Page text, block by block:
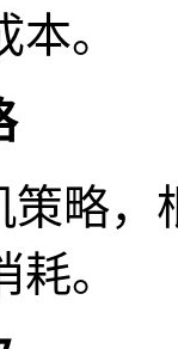
。
策略
。